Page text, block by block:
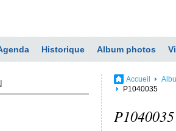
Historique Album photos
Accueil
P1040035
P1040035